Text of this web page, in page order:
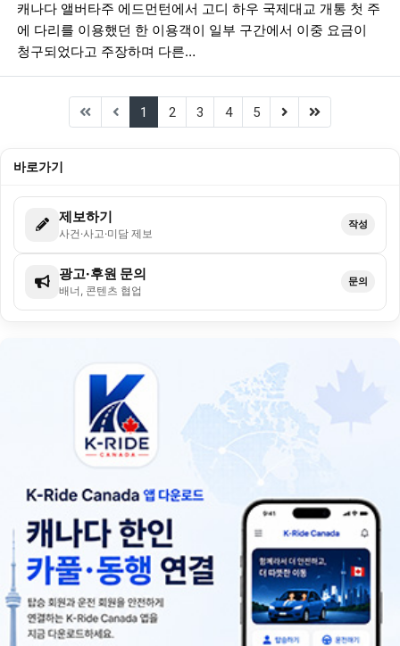
캐나다 앨버타주 에드먼턴에서 고디 하우 국제대교 개통 첫 주
에 다리를 이용했던 한 이용객이 일부 구간에서 이중 요금이
청구되었다고 주장하며 다른…
1 (current)
2 3 4 5 (next)(last)
바로가기
제보하기
사건·사고·미담 제보
작성
광고·후원 문의
배너, 콘텐츠 협업
문의